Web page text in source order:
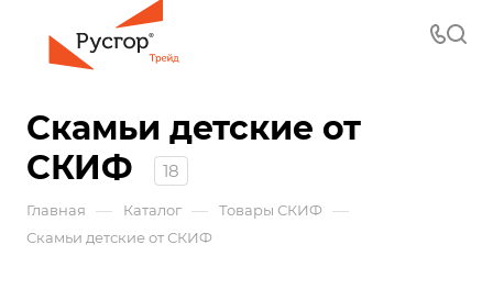
Скамьи детские от
СКИФ
18
Главная — Каталог — Товары СКИФ —
Скамьи детские от СКИФ